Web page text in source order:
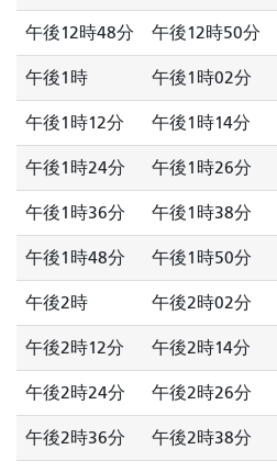
午後12時48分 午後12時50分
午後1時 午後1時02分
午後1時12分 午後1時14分
午後1時24分 午後1時26分
午後1時36分 午後1時38分
午後1時48分 午後1時50分
午後2時 午後2時02分
午後2時12分 午後2時14分
午後2時24分 午後2時26分
午後2時36分 午後2時38分